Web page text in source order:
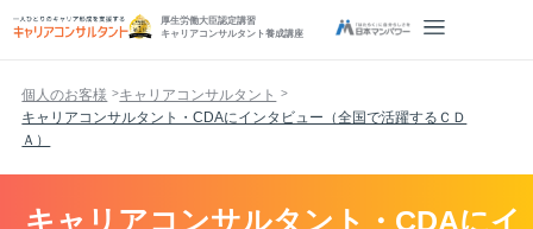
厚生労働大臣認定講習
キャリアコンサルタント養成講座
個人のお客様
キャリアコンサルタント
キャリアコンサルタント・CDAにインタビュー（全国で活躍するＣＤ
Ａ）
キャリアコンサルタント・CDAにイ